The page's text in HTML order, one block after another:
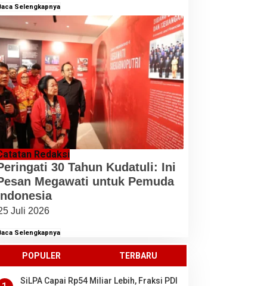
Selengkapnya
Redaksi
30 Tahun Kudatuli: Ini
Megawati untuk Pemuda
Juli 2026
Selengkapnya
POPULER TERBARU
SiLPA Capai Rp54 Miliar Lebih, Fraksi PDI